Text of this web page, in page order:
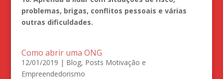
problemas, brigas, conflitos pessoais e várias
outras dificuldades.
Como abrir uma ONG
12/01/2019 | Blog, Posts Motivação e
Empreendedorismo